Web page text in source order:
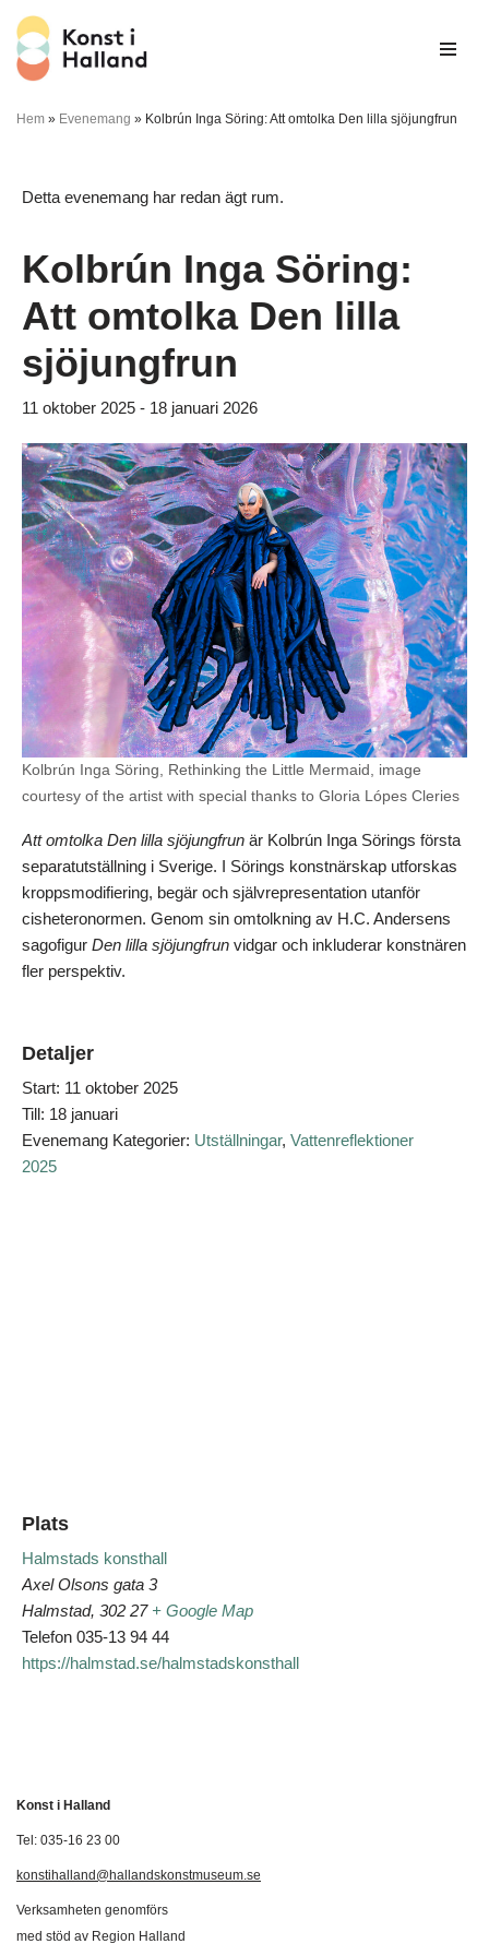
Hoppa
till
innehåll
Hem » Evenemang » Kolbrún Inga Söring: Att omtolka Den lilla sjöjungfrun
Detta evenemang har redan ägt rum.
Kolbrún Inga Söring:
Att omtolka Den lilla
sjöjungfrun
11 oktober 2025 - 18 januari 2026
Kolbrún Inga Söring, Rethinking the Little Mermaid, image
courtesy of the artist with special thanks to Gloria Lópes Cleries
Att omtolka Den lilla sjöjungfrun är Kolbrún Inga Sörings första
separatutställning i Sverige. I Sörings konstnärskap utforskas
kroppsmodifiering, begär och självrepresentation utanför
cisheteronormen. Genom sin omtolkning av H.C. Andersens
sagofigur Den lilla sjöjungfrun vidgar och inkluderar konstnären
fler perspektiv.
Detaljer
Start: 11 oktober 2025
Till: 18 januari
Evenemang Kategorier: Utställningar, Vattenreflektioner
2025
Plats
Halmstads konsthall
Axel Olsons gata 3
Halmstad, 302 27 + Google Map
Telefon 035-13 94 44
https://halmstad.se/halmstadskonsthall
Konst i Halland
Tel: 035-16 23 00
konstihalland@hallandskonstmuseum.se
Verksamheten genomförs
med stöd av Region Halland